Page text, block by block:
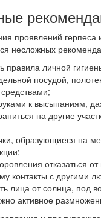
проявлений
несложных
правила личной
посудой,
к высыпаниям,
на другие
образующиеся на
отказаться
контакты с другими
лица от солнца, под
активное